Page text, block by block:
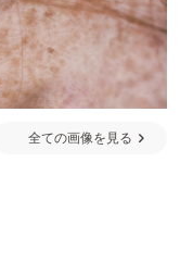
全ての画像を見る